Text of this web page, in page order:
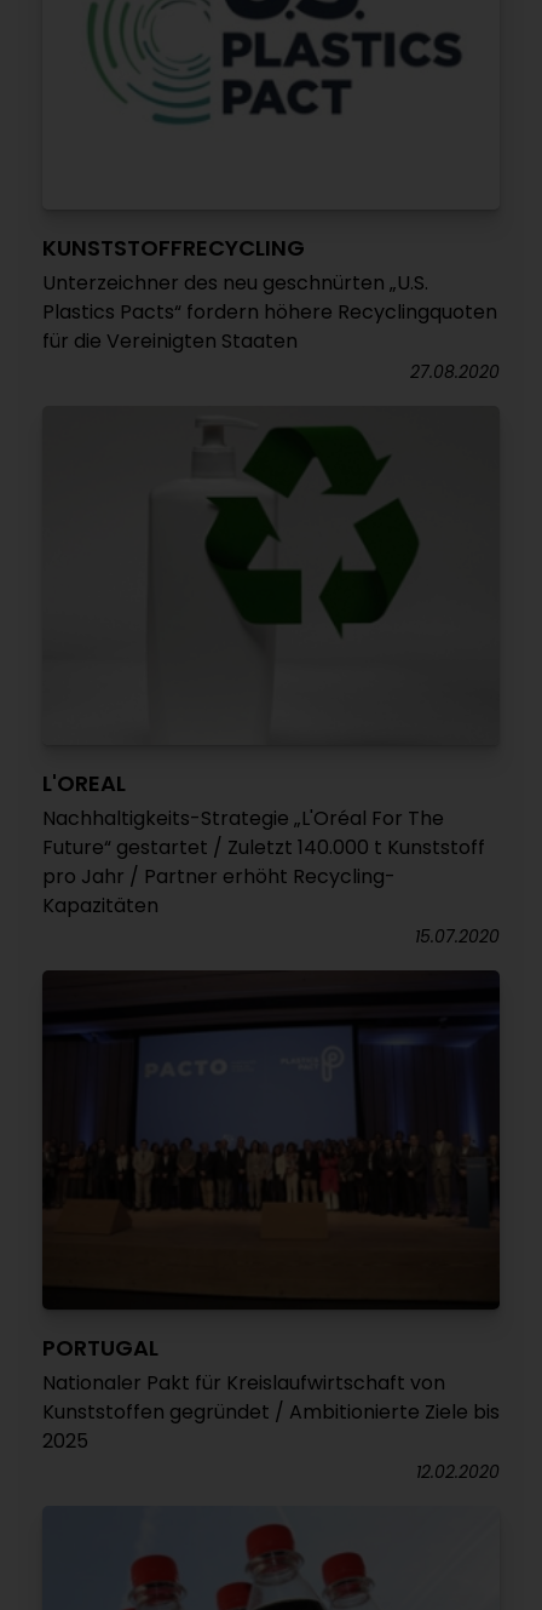
KUNSTSTOFFRECYCLING
Unterzeichner des neu geschnürten „U.S.
Plastics Pacts“ fordern höhere Recyclingquoten
für die Vereinigten Staaten
27.08.2020
L'OREAL
Nachhaltigkeits-Strategie „L'Oréal For The
Future“ gestartet / Zuletzt 140.000 t Kunststoff
pro Jahr / Partner erhöht Recycling-
Kapazitäten
15.07.2020
PORTUGAL
Nationaler Pakt für Kreislaufwirtschaft von
Kunststoffen gegründet / Ambitionierte Ziele bis
2025
12.02.2020